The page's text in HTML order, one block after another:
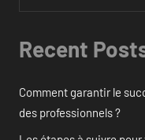
Recent
Comment garantir le
des professionnels ?